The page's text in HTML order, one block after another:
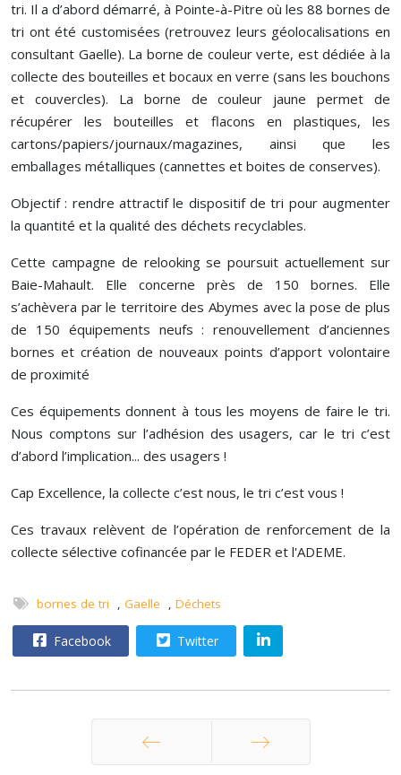
tri. Il a d’abord démarré, à Pointe-à-Pitre où les 88 bornes de
tri ont été customisées (retrouvez leurs géolocalisations en
consultant Gaelle). La borne de couleur verte, est dédiée à la
collecte des bouteilles et bocaux en verre (sans les bouchons
et couvercles). La borne de couleur jaune permet de
récupérer les bouteilles et flacons en plastiques, les
cartons/papiers/journaux/magazines, ainsi que les
emballages métalliques (cannettes et boites de conserves).
Objectif : rendre attractif le dispositif de tri pour augmenter
la quantité et la qualité des déchets recyclables.
Cette campagne de relooking se poursuit actuellement sur
Baie-Mahault. Elle concerne près de 150 bornes. Elle
s’achèvera par le territoire des Abymes avec la pose de plus
de 150 équipements neufs : renouvellement d’anciennes
bornes et création de nouveaux points d’apport volontaire
de proximité
Ces équipements donnent à tous les moyens de faire le tri.
Nous comptons sur l’adhésion des usagers, car le tri c’est
d’abord l’implication... des usagers !
Cap Excellence, la collecte c’est nous, le tri c’est vous !
Ces travaux relèvent de l’opération de renforcement de la
collecte sélective cofinancée par le FEDER et l'ADEME.
bornes de tri , Gaelle , Déchets
Facebook Twitter